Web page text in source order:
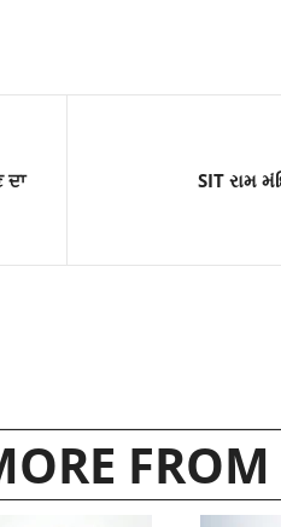
SIT રામ